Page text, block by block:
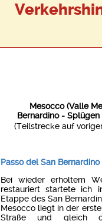
Mesocco (Valle
Bernardino -
(Teilstrecke auf
Passo del San Bernardino
Bei wieder erholtem
restauriert startete ich
Etappe des San
Mesocco liegt in der
Straße und gleich